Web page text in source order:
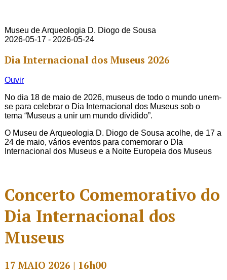
Museu de Arqueologia D. Diogo de Sousa
2026-05-17 - 2026-05-24
Dia Internacional dos Museus 2026
Ouvir
No dia 18 de maio de 2026, museus de todo o mundo unem-
se para celebrar o Dia Internacional dos Museus sob o
tema “Museus a unir um mundo dividido”.
O Museu de Arqueologia D. Diogo de Sousa acolhe, de 17 a
24 de maio, vários eventos para comemorar o DIa
Internacional dos Museus e a Noite Europeia dos Museus
Concerto Comemorativo do
Dia Internacional dos
Museus
17 MAIO 2026 | 16h00